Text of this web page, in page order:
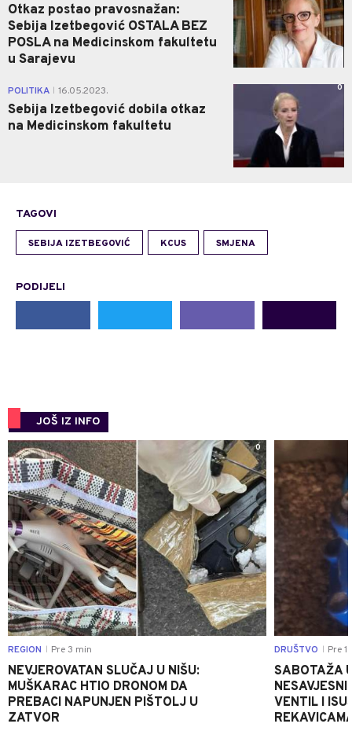
Otkaz postao pravosnažan:
Sebija Izetbegović OSTALA BEZ
POSLA na Medicinskom fakultetu
u Sarajevu
POLITIKA 16.05.2023.
Sebija Izetbegović dobila otkaz
na Medicinskom fakultetu
0
TAGOVI
SEBIJA IZETBEGOVIĆ KCUS SMJENA
PODIJELI
JOŠ IZ INFO
0
REGION Pre 3 min
NEVJEROVATAN SLUČAJ U NIŠU:
MUŠKARAC HTIO DRONOM DA
PREBACI NAPUNJEN PIŠTOLJ U
ZATVOR
DRUŠTVO Pre
SABOTAŽA
VENTIL I